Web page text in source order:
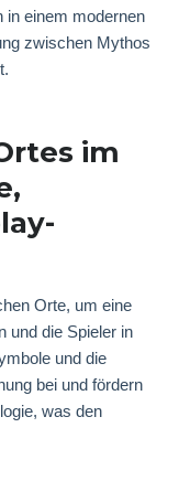
in einem modernen
zwischen Mythos
im
Orte, um eine
und die Spieler in
und die
bei und fördern
was den